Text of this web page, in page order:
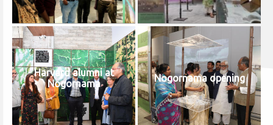
Harvard alumni at
Nogornama
Nogornama opening